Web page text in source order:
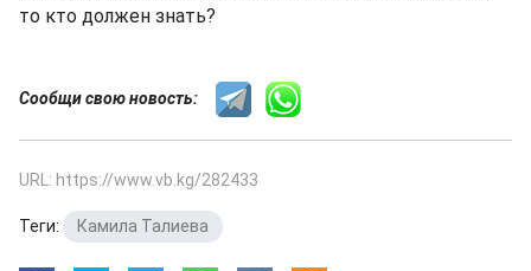
то кто должен знать?
Сообщи свою новость:
URL: https://www.vb.kg/282433
Теги: Камила Талиева